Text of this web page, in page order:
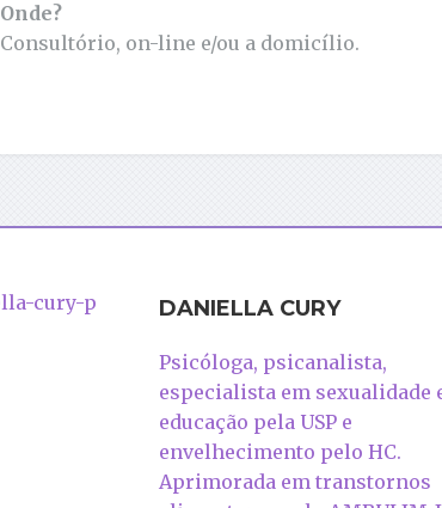
Onde?
Consultório, on-line e/ou a domicílio.
DANIELLA CURY
Psicóloga, psicanalista,
especialista em sexualidade
educação pela USP e
envelhecimento pelo HC.
Aprimorada em transtornos